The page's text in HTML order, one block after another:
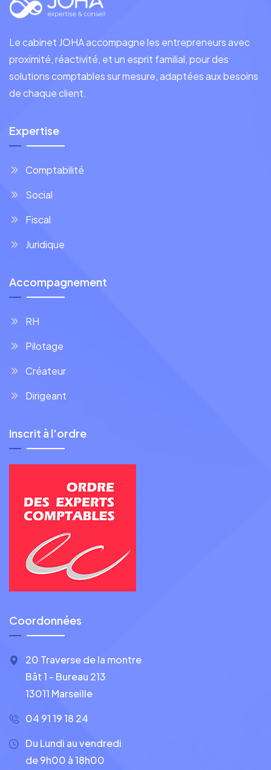
Le cabinet JOHA accompagne les entrepreneurs avec
proximité, réactivité, et un esprit familial, pour des
solutions comptables sur mesure, adaptées aux besoins
de chaque client.
Expertise
Comptabilité
Social
Fiscal
Juridique
Accompagnement
RH
Pilotage
Créateur
Dirigeant
Inscrit à l'ordre
Coordonnées
20 Traverse de la montre
Bât 1 - Bureau 213
13011 Marseille
04 91 19 18 24
Du Lundi au vendredi
de 9h00 à 18h00